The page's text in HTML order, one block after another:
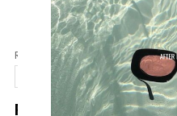
Rechercher
Recent Posts